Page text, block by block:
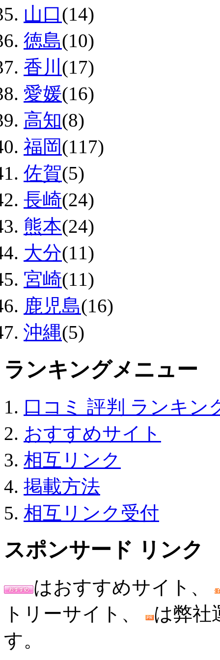
山口(14)
徳島(10)
香川 (17)
愛媛(16)
高知(8)
福岡(117)
佐賀(5)
長崎(24)
熊本(24)
大分(11)
宮崎(11)
鹿児島(16)
沖縄(5)
ランキングメニュー
口コミ 評判 ランキン
おすすめサイト
相互リンク
掲載方法
相互リンク受付
スポンサード リンク
はおすすめサイト、
トリーサイト、
は弊社
す。